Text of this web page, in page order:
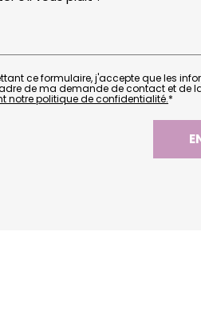
ce formulaire, j'accepte que les
de ma demande de contact et de
notre politique de confidentialité.*